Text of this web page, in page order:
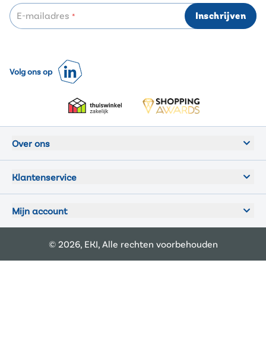
E-mailadres * Inschrijven
Volg ons op
Over ons
Klantenservice
Mijn account
© 2026, EKI, Alle rechten voorbehouden